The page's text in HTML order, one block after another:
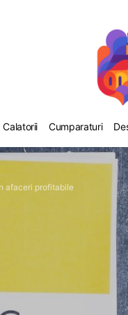
Calatorii Cumparaturi
afaceri profitabile